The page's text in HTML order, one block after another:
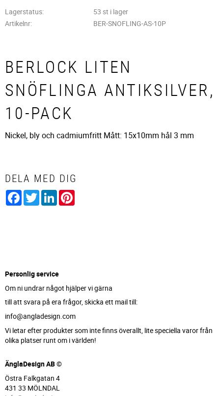
Lagerstatus
53 st i lager
Artikelnr
BER-SNOFLING-AS-10P
BERLOCK LITEN
SNÖFLINGA ANTIKSILVER,
10-PACK
Nickel, bly och cadmiumfritt Mått: 15x10mm hål 3 mm
DELA MED DIG
Facebook
TwitterLinkedIn
Personlig service
Om ni undrar något hjälper vi gärna
till att svara på era frågor, skicka ett mail till:
info@angladesign.com
Vi letar efter produkter som inte finns överallt, lite speciella varor från
olika platser runt om i världen!
ÄnglaDesign AB ©
Östra Falkgatan 4
431 33 MÖLNDAL